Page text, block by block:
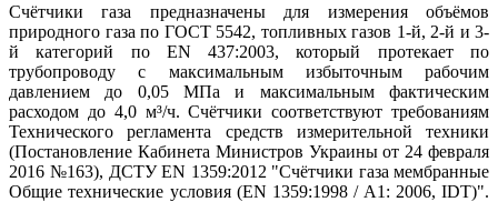
Счётчики газа предназначены для измерения объёмов
природного газа по ГОСТ 5542, топливных газов 1-й, 2-й и 3-
й категорий по EN 437:2003, который протекает по
трубопроводу с максимальным избыточным рабочим
давлением до 0,05 МПа и максимальным фактическим
расходом до 4,0 м³/ч. Счётчики соответствуют требованиям
Технического регламента средств измерительной техники
(Постановление Кабинета Министров Украины от 24 февраля
2016 №163), ДСТУ EN 1359:2012 "Счётчики газа мембранные
Общие технические условия (EN 1359:1998 / A1: 2006, IDT)".